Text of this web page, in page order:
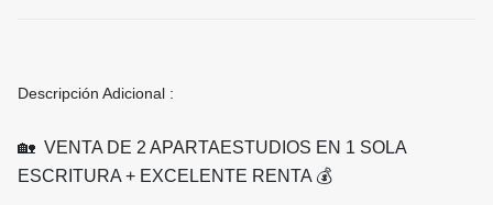
Descripción Adicional :
🏡 VENTA DE 2 APARTAESTUDIOS EN 1 SOLA
ESCRITURA + EXCELENTE RENTA 💰